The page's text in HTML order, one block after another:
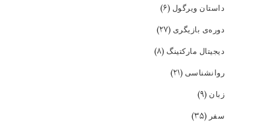
داستان ویرگول (۶)
دوره‌ی بازیگری (۲۷)
دیجیتال مارکتینگ (۸)
روانشناسی (۲۱)
زبان (۹)
سفر (۳۵)